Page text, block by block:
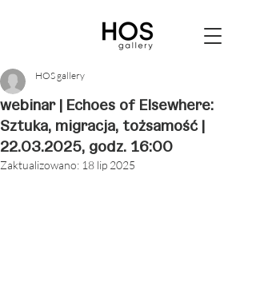
webinar | Echoes of Elsewhere:
Sztuka, migracja, tożsamość |
22.03.2025, godz. 16:00
HOS gallery
Zaktualizowano: 18 lip 2025